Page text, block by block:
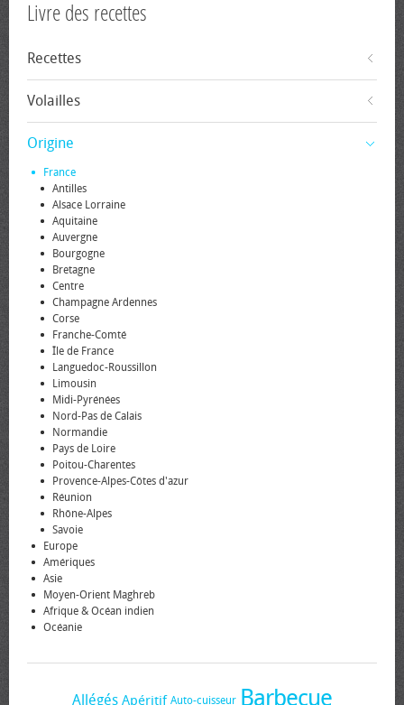
Livre des recettes
Recettes
Volailles
Origine
France
Antilles
Alsace Lorraine
Aquitaine
Auvergne
Bourgogne
Bretagne
Centre
Champagne Ardennes
Corse
Franche-Comté
Île de France
Languedoc-Roussillon
Limousin
Midi-Pyrénées
Nord-Pas de Calais
Normandie
Pays de Loire
Poitou-Charentes
Provence-Alpes-Côtes d'azur
Réunion
Rhône-Alpes
Savoie
Europe
Amériques
Asie
Moyen-Orient Maghreb
Afrique & Océan indien
Océanie
Allégés Apéritif Auto-cuisseur Barbecue